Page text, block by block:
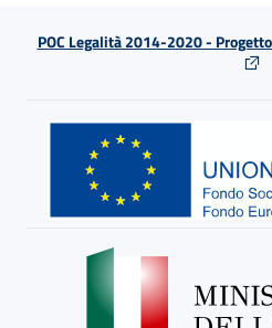
POC Legalità 2014-2020 -